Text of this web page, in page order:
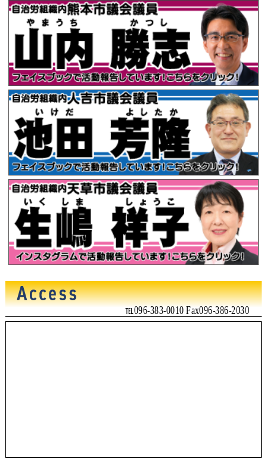
℡096-383-0010 Fax096-386-2030